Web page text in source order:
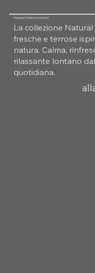
Fragranza Collezione Natural
La collezione
fresche e terrose
natura. Calma,
rilassante lontano
quotidiana.